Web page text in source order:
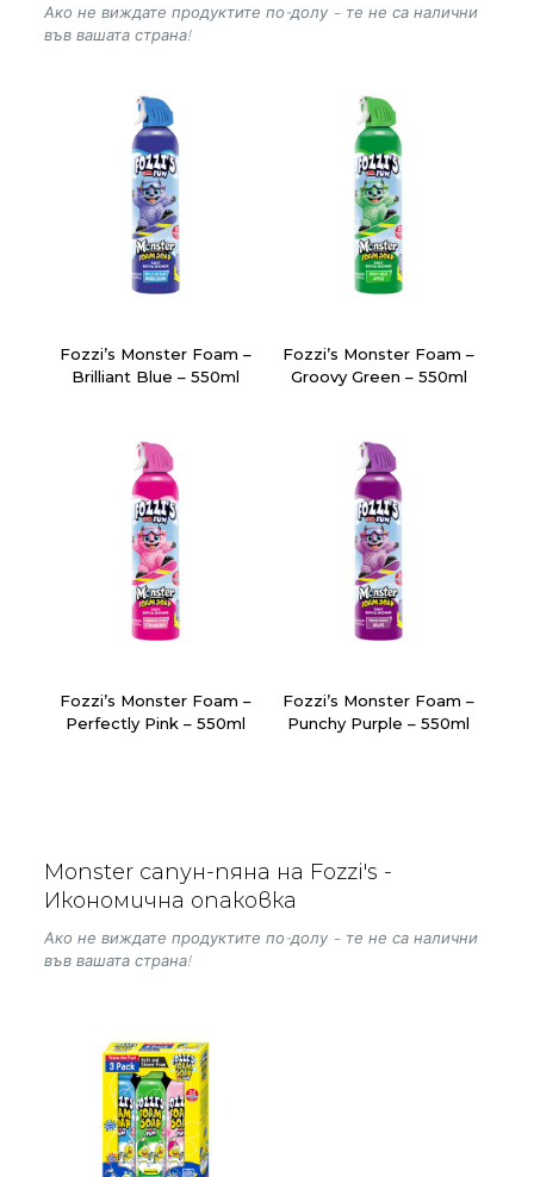
Ако не виждате продуктите по-долу – те не са налични
във вашата страна!
Fozzi’s Monster Foam –
Brilliant Blue – 550ml
Fozzi’s Monster Foam –
Groovy Green – 550ml
Fozzi’s Monster Foam –
Perfectly Pink – 550ml
Fozzi’s Monster Foam –
Punchy Purple – 550ml
Monster сапун-пяна на Fozzi's -
Икономична опаковка
Ако не виждате продуктите по-долу – те не са налични
във вашата страна!